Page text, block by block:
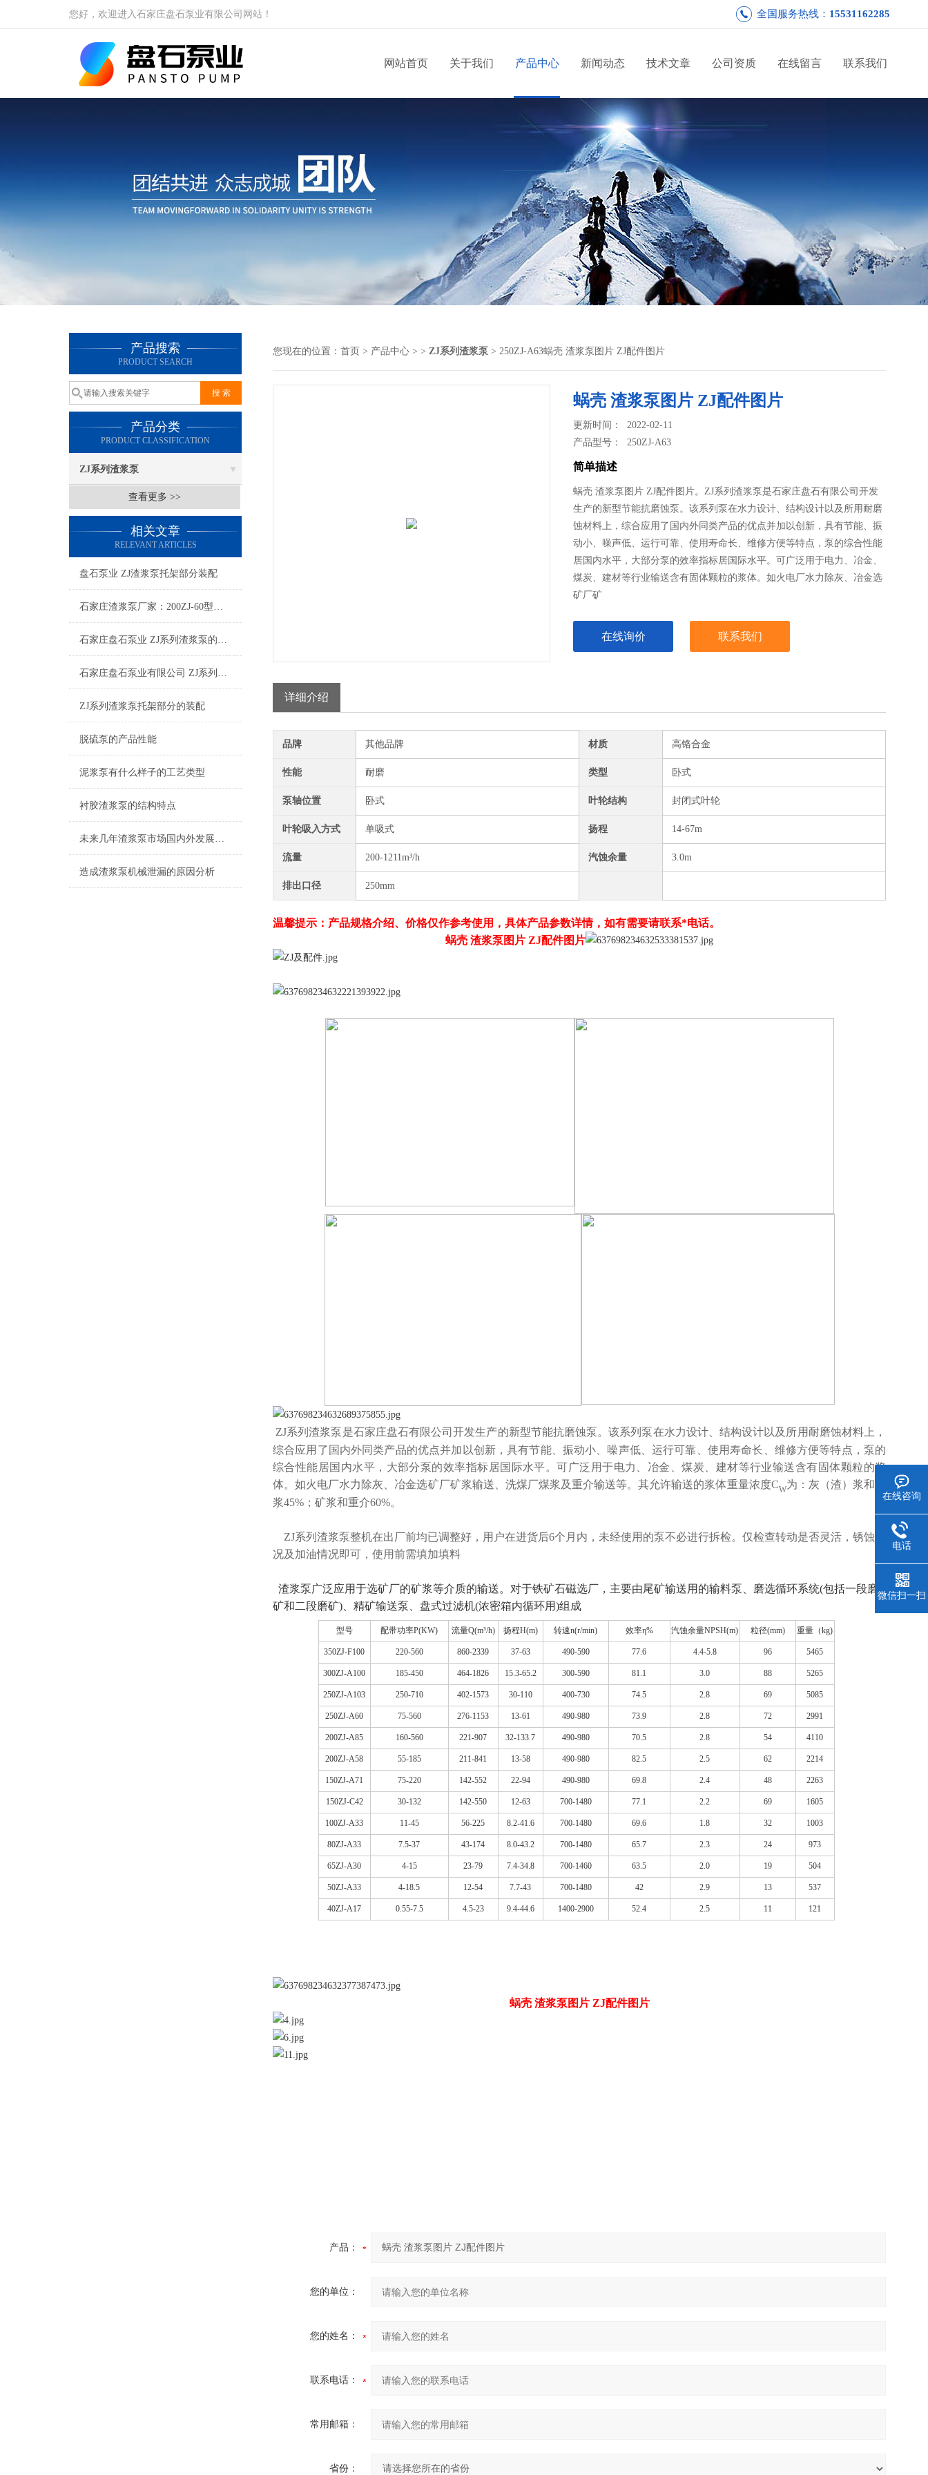
您好，欢迎进入石家庄盘石泵业有限公司网站！ 全国服务热线： 15531162285
网站首页 关于我们 产品中心 新闻动态 技术文章 公司资质 在线留言 联系我们
产品搜索
PRODUCT SEARCH
产品分类
PRODUCT CLASSIFICATION
ZJ系列渣浆泵
查看更多 >>
相关文章
RELEVANT ARTICLES
盘石泵业 ZJ渣浆泵托架部分装配
石家庄渣浆泵厂家：200ZJ-60型渣浆泵
石家庄盘石泵业 ZJ系列渣浆泵的特点及其应用
石家庄盘石泵业有限公司 ZJ系列渣浆泵工作原理
ZJ系列渣浆泵托架部分的装配
脱硫泵的产品性能
泥浆泵有什么样子的工艺类型
衬胶渣浆泵的结构特点
未来几年渣浆泵市场国内外发展前景
造成渣浆泵机械泄漏的原因分析
您现在的位置： 首页 > 产品中心 > > ZJ系列渣浆泵 > 250ZJ-A63蜗壳 渣浆泵图片 ZJ配件图片
蜗壳 渣浆泵图片 ZJ配件图片
更新时间： 2022-02-11
产品型号：250ZJ-A63
简单描述
蜗壳 渣浆泵图片 ZJ配件图片。ZJ系列渣浆泵是石家庄盘石有限公司开发
生产的新型节能抗磨蚀泵。该系列泵在水力设计、结构设计以及所用耐磨
蚀材料上，综合应用了国内外同类产品的优点并加以创新，具有节能、振
动小、噪声低、运行可靠、使用寿命长、维修方便等特点，泵的综合性能
居国内水平，大部分泵的效率指标居国际水平。可广泛用于电力、冶金、
煤炭、建材等行业输送含有固体颗粒的浆体。如火电厂水力除灰、冶金选
矿厂矿
在线询价 联系我们
详细介绍
品牌 其他品牌 材质 高铬合金
性能 耐磨 类型 卧式
泵轴位置 卧式 叶轮结构 封闭式叶轮
叶轮吸入方式 单吸式 扬程 14-67m
流量 200-1211m³/h 汽蚀余量 3.0m
排出口径 250mm
温馨提示：产品规格介绍、价格仅作参考使用，具体产品参数详情，如有需要请联系*电话。
蜗壳 渣浆泵图片 ZJ配件图片
ZJ系列渣浆泵是石家庄盘石有限公司开发生产的新型节能抗磨蚀泵。该系列泵在水力设计、结构设计以及所用 耐磨蚀材料上，
综合应用了国内外同类产品的优点并加以创新，具有节能、振动小、噪声低、运行可靠、使用寿命长、维修方便等特点，泵的
综合性能居国内水平，大部分泵的效率指标居国际水平。可广泛用于电力、冶金、煤炭、建材等行业输送含有固体颗粒的浆
体。如火电厂水力除灰、冶金选矿厂矿浆输送、 洗煤厂煤浆及重介输送等。其允许输送的浆体重量浓度CW为：灰（渣）浆和煤
浆45%；矿浆和重介60%。
ZJ系列渣浆泵整机在出厂前均已调整好，用户在进货后6个月内，未经使用的泵不必进行拆检。仅检查转动是否灵活，锈蚀情
况及加油情况即可，使用前需填加填料
渣浆泵广泛应用于选矿厂的矿浆等介质的输送。对于铁矿石磁选厂，主要由尾矿输送用的输料泵、磨选循环系统(包括一段磨
矿和二段磨矿)、精矿输送泵、盘式过滤机(浓密箱内循环用)组成
型号 配带功率P(KW) 流量Q(m³/h) 扬程H(m) 转速n(r/min) 效率η% 汽蚀余量NPSH(m) 粒径(mm) 重量（kg)
350ZJ-F100 220-560 860-2339 37-63 490-590 77.6 4.4-5.8 96 5465
300ZJ-A100 185-450 464-1826 15.3-65.2 300-590 81.1 3.0 88 5265
250ZJ-A103 250-710 402-1573 30-110 400-730 74.5 2.8 69 5085
250ZJ-A60 75-560 276-1153 13-61 490-980 73.9 2.8 72 2991
200ZJ-A85 160-560 221-907 32-133.7 490-980 70.5 2.8 54 4110
200ZJ-A58 55-185 211-841 13-58 490-980 82.5 2.5 62 2214
150ZJ-A71 75-220 142-552 22-94 490-980 69.8 2.4 48 2263
150ZJ-C42 30-132 142-550 12-63 700-1480 77.1 2.2 69 1605
100ZJ-A33 11-45 56-225 8.2-41.6 700-1480 69.6 1.8 32 1003
80ZJ-A33 7.5-37 43-174 8.0-43.2 700-1480 65.7 2.3 24 973
65ZJ-A30 4-15 23-79 7.4-34.8 700-1460 63.5 2.0 19 504
50ZJ-A33 4-18.5 12-54 7.7-43 700-1480 42 2.9 13 537
40ZJ-A17 0.55-7.5 4.5-23 9.4-44.6 1400-2900 52.4 2.5 11 121
蜗壳 渣浆泵图片 ZJ配件图片
产品：
您的单位：
您的姓名：
联系电话：
常用邮箱：
省份：
在线咨询
电话
微信扫一扫